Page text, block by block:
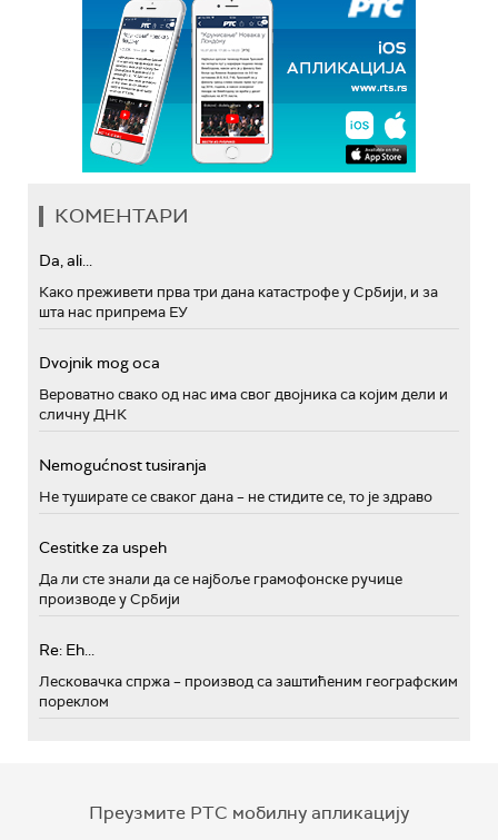
КОМЕНТАРИ
Da, ali...
Како преживети прва три дана катастрофе у Србији, и за
шта нас припрема ЕУ
Dvojnik mog oca
Вероватно свако од нас има свог двојника са којим дели и
сличну ДНК
Nemogućnost tusiranja
Не туширате се сваког дана – не стидите се, то је здраво
Cestitke za uspeh
Да ли сте знали да се најбоље грамофонске ручице
производе у Србији
Re: Eh...
Лесковачка спржа – производ са заштићеним географским
пореклом
Преузмите РТС мобилну апликацију